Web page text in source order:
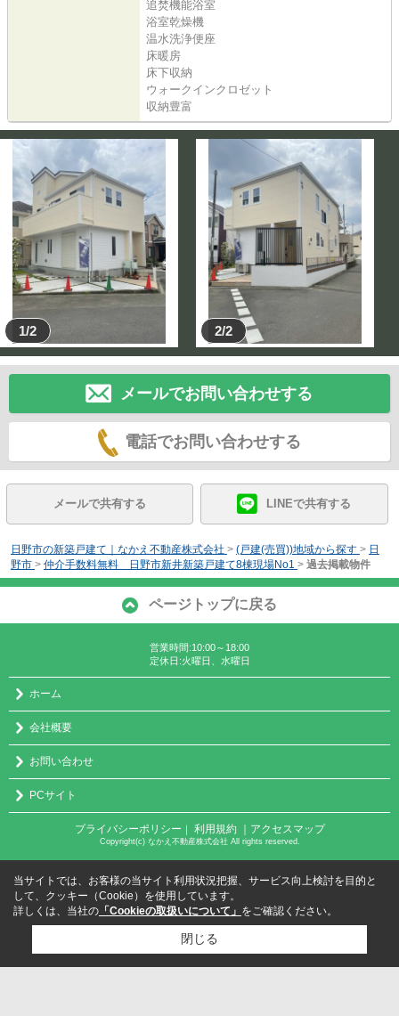
追焚機能浴室
浴室乾燥機
温水洗浄便座
床暖房
床下収納
ウォークインクロゼット
収納豊富
1/2 2/2
メールでお問い合わせする
電話でお問い合わせする
メールで共有する LINEで共有する
日野市の新築戸建て｜なかえ不動産株式会社 > (戸建(売買))地域から探す > 日
野市 > 仲介手数料無料 日野市新井新築戸建て8棟現場No1 > 過去掲載物件
ページトップに戻る
営業時間:10:00～18:00
定休日:火曜日、水曜日
ホーム
会社概要
お問い合わせ
PCサイト
プライバシーポリシー ｜ 利用規約 ｜アクセスマップ
Copyright(c) なかえ不動産株式会社 All rights reserved.
当サイトでは、お客様の当サイト利用状況把握、サービス向上検討を目的と
して、クッキー（Cookie）を使用しています。
詳しくは、当社の 「Cookieの取扱いについて」 をご確認ください。
閉じる